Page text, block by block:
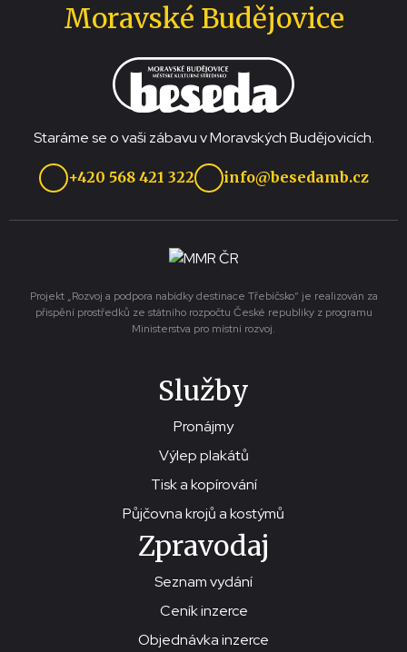
Moravské Budějovice
Staráme se o vaši zábavu v Moravských Budějovicích.
+420 568 421 322 info@besedamb.cz
Projekt „Rozvoj a podpora nabídky destinace Třebíčsko“ je realizován za
přispění prostředků ze státního rozpočtu České republiky z programu
Ministerstva pro místní rozvoj.
Služby
Pronájmy
Výlep plakátů
Tisk a kopírování
Půjčovna krojů a kostýmů
Zpravodaj
Seznam vydání
Ceník inzerce
Objednávka inzerce